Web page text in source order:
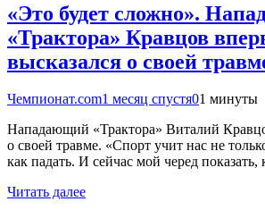
«Это будет сложно».
«Трактора» Кравцов
высказался о своей
Чемпионат.com1 месяц спустя01 минуты
Нападающий «Трактора» Виталий
о своей травме. «Спорт учит нас не
как падать. И сейчас мой черед
Читать далее